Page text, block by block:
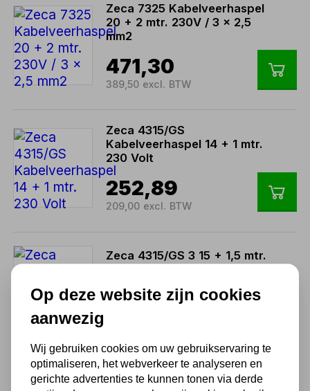
Zeca 7325 Kabelveerhaspel
20 + 2 mtr. 230V / 3 x 2,5
mm2
471,30
389,50 excl. BTW
Zeca 4315/GS
Kabelveerhaspel 14 + 1 mtr.
230 Volt
252,89
209,00 excl. BTW
Zeca 4315/GS 3 15 + 1,5 mtr.
240,79
Zeca 4325/10
Kabelveerhaspel 10 M - 3G
Op deze website zijn cookies
aanwezig
Wij gebruiken cookies om uw gebruikservaring te
optimaliseren, het webverkeer te analyseren en
gerichte advertenties te kunnen tonen via derde